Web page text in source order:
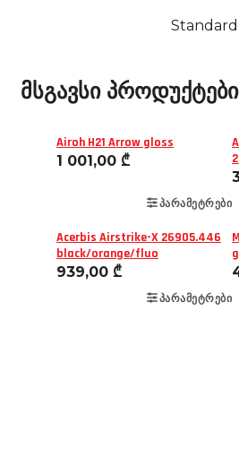
მსგავსი პროდუქტები
Airoh H21 Arrow gloss
1 001,00 ₾
ᲞᲐᲠᲐᲛᲔᲢᲠᲔᲑᲘ
Acerbis Airstrike-X 26905.446
black/orange/fluo
939,00 ₾
ᲞᲐᲠᲐᲛᲔᲢᲠᲔᲑᲘ